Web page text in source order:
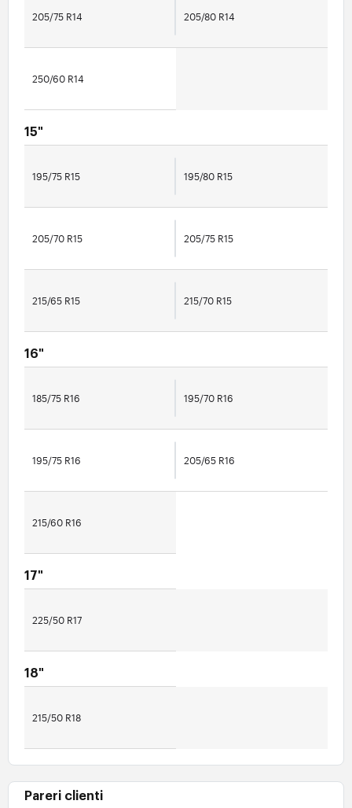
205/75 R14 205/80 R14
250/60 R14
15"
195/75 R15 195/80 R15
205/70 R15 205/75 R15
215/65 R15 215/70 R15
16"
185/75 R16 195/70 R16
195/75 R16 205/65 R16
215/60 R16
17"
225/50 R17
18"
215/50 R18
Pareri clienti